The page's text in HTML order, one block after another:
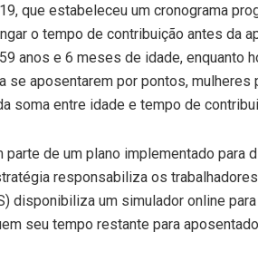
que estabeleceu um cronograma
o tempo de contribuição antes da
anos e 6 meses de idade, enquanto
aposentarem por pontos, mulheres
soma entre idade e tempo de
de um plano implementado para
responsabiliza os
disponibiliza um simulador online para
seu tempo restante para